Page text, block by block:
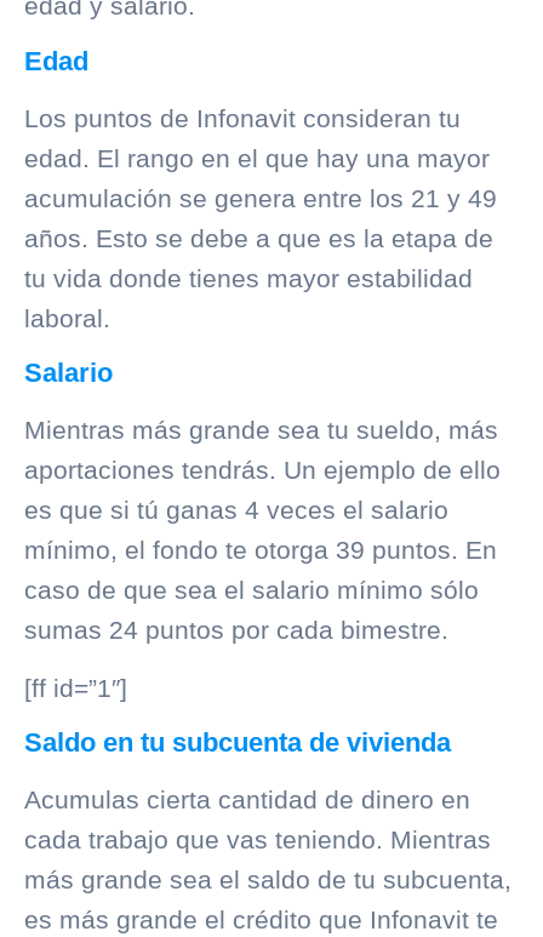
edad y salario.
Edad
Los puntos de Infonavit consideran tu
edad. El rango en el que hay una mayor
acumulación se genera entre los 21 y 49
años. Esto se debe a que es la etapa de
tu vida donde tienes mayor estabilidad
laboral.
Salario
Mientras más grande sea tu sueldo, más
aportaciones tendrás. Un ejemplo de ello
es que si tú ganas 4 veces el salario
mínimo, el fondo te otorga 39 puntos. En
caso de que sea el salario mínimo sólo
sumas 24 puntos por cada bimestre.
[ff id=”1″]
Saldo en tu subcuenta de vivienda
Acumulas cierta cantidad de dinero en
cada trabajo que vas teniendo. Mientras
más grande sea el saldo de tu subcuenta,
es más grande el crédito que Infonavit te